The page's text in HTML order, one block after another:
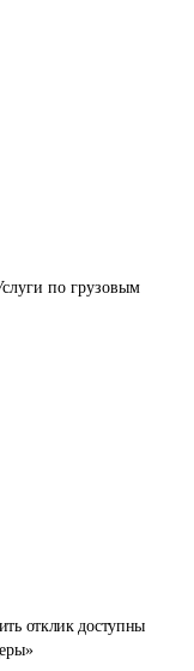
отклик доступны
по грузовым